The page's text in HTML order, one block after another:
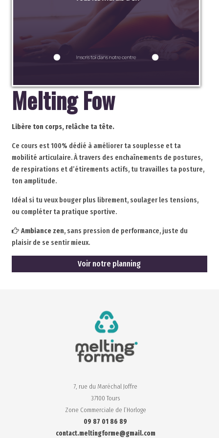
Melting Fow
Libère ton corps, relâche ta tête.
Ce cours est 100% dédié à améliorer ta souplesse et ta
mobilité articulaire. À travers des enchaînements de postures,
de respirations et d’étirements actifs, tu travailles ta posture,
ton amplitude.
Idéal si tu veux bouger plus librement, soulager les tensions,
ou compléter ta pratique sportive.
Ambiance zen, sans pression de performance, juste du
plaisir de se sentir mieux.
Voir notre planning
7, rue du Maréchal Joffre
37100 Tours
Zone Commerciale de l’Horloge
09 87 01 86 89
contact.meltingforme@gmail.com